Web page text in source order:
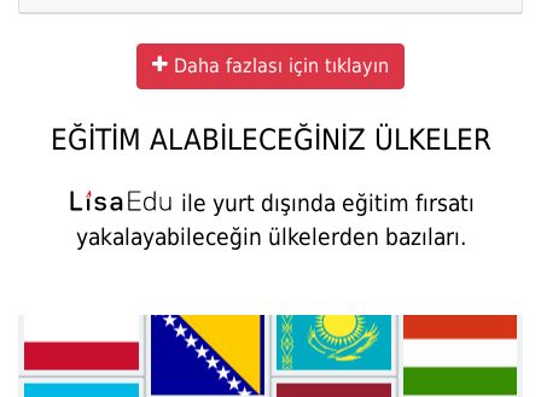
Daha fazlası için tıklayın
EĞİTİM ALABİLECEĞİNİZ ÜLKELER
ile yurt dışında eğitim fırsatı
yakalayabileceğin ülkelerden bazıları.